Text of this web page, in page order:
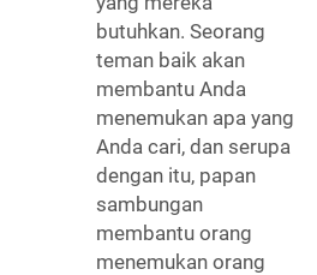
butuhkan. Seorang
teman baik akan
membantu Anda
menemukan apa yang
Anda cari, dan serupa
dengan itu, papan
sambungan
membantu orang
menemukan orang